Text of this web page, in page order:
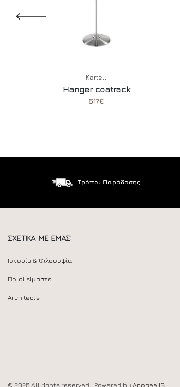
Kartell
Hanger coatrack
617€
Τρόποι Παράδοσης
ΣΧΕΤΙΚΑ ΜΕ ΕΜΑΣ
Ιστορία & Φιλοσοφία
Ποιοί είμαστε
Architects
© 2026 All rights reserved | Powered by Apogee IS